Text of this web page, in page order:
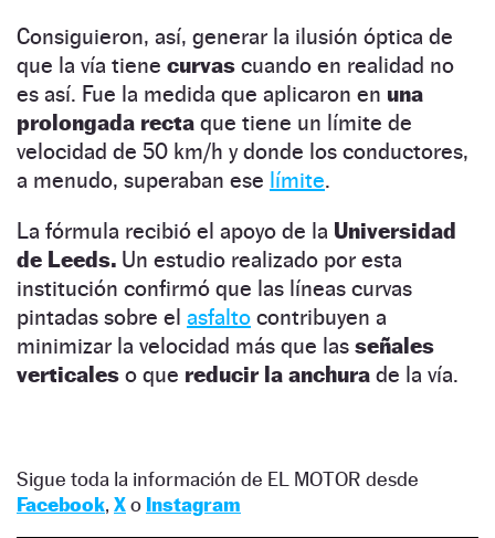
Consiguieron, así, generar la ilusión óptica de
que la vía tiene curvas cuando en realidad no
es así. Fue la medida que aplicaron en una
prolongada recta que tiene un límite de
velocidad de 50 km/h y donde los conductores,
a menudo, superaban ese límite.
La fórmula recibió el apoyo de la Universidad
de Leeds. Un estudio realizado por esta
institución confirmó que las líneas curvas
pintadas sobre el asfalto contribuyen a
minimizar la velocidad más que las señales
verticales o que reducir la anchura de la vía.
Sigue toda la información de EL MOTOR desde
Facebook, Xo Instagram